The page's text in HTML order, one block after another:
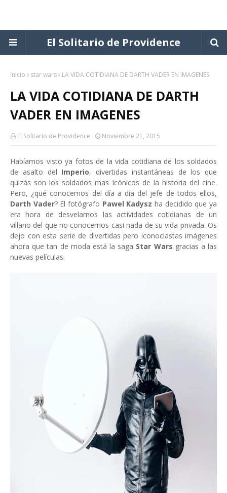
El Solitario de Providence
Inicio star wars LA VIDA COTIDIANA DE DARTH VADER EN IMAGENES
LA VIDA COTIDIANA DE DARTH
VADER EN IMAGENES
El Solitario de Providence Noviembre 21, 2015
Habíamos visto ya fotos de la vida cotidiana de los soldados
de asalto del Imperio, divertidas instantáneas de los que
quizás son los soldados mas icónicos de la historia del cine.
Pero, ¿qué conocemos del día a día del jefe de todos ellos,
Darth Vader? El fotógrafo Pawel Kadysz ha decidido que ya
era hora de desvelarnos las actividades cotidianas de un
villano del que no conocemos casi nada de su vida privada. Os
dejo con esta serie de divertidas pero iconoclastas imágenes
ahora que tan de moda está la saga Star Wars gracias a las
nuevas películas.